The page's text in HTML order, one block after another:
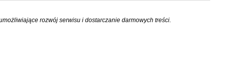
rozwój serwisu i dostarczanie darmowych treści.